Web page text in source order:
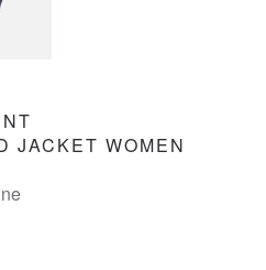
JACKET WOMEN